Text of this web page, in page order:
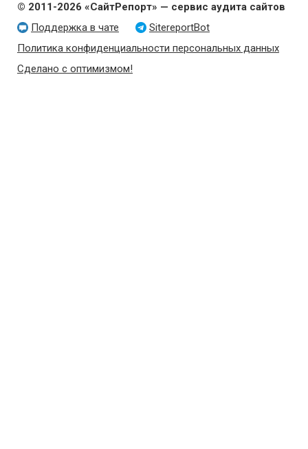
© 2011-2026 «СайтРепорт» — сервис аудита сайтов
Поддержка в чате
SitereportBot
Политика конфиденциальности персональных данных
Сделано с оптимизмом!